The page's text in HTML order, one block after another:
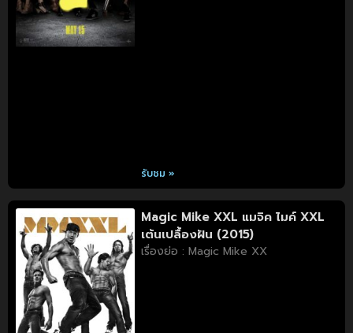
รับชม »
Magic Mike XXL แมจิค ไมค์ XXL
เต้นเปลื้องฝัน (2015)
เรื่องย่อ : Magic Mike XX